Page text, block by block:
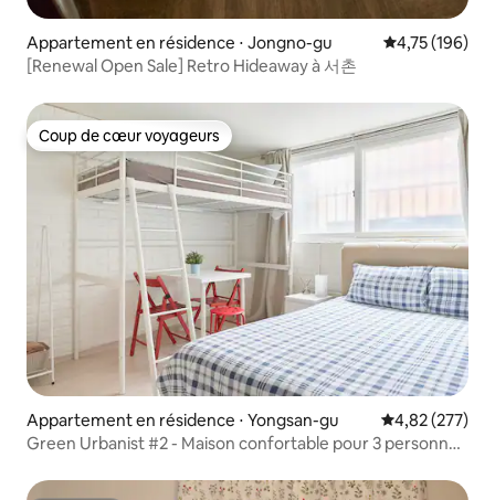
Appartement en résidence ⋅ Jongno-gu Évaluation
4,75 (196)
[Renewal Open Sale] Retro Hideaway à 서촌
Coup de cœur voyageurs
Coup de cœur voyageurs
Appartement en résidence ⋅ Yongsan-gu Évaluation
4,82 (277)
Green Urbanist #2 - Maison confortable pour 3 personnes